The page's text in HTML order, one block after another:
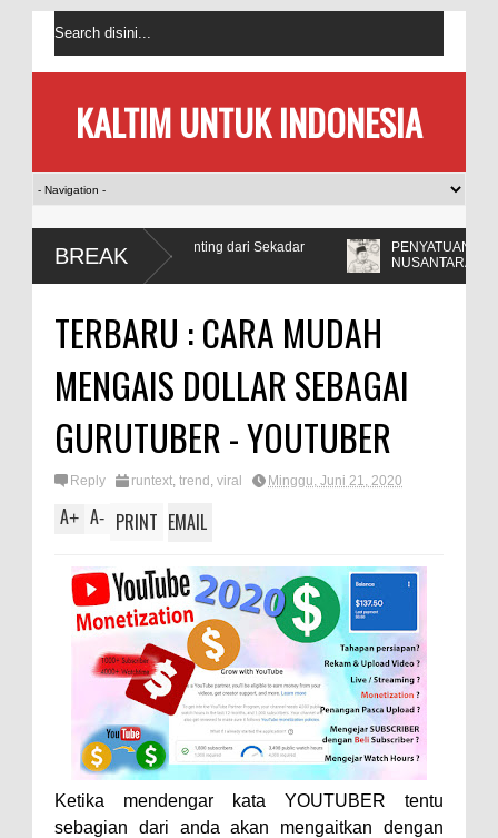
KALTIM UNTUK INDONESIA
BREAK
Lebih Penting dari Sekadar
PENYATUAN ZONA WAKTU DI
NUSANTARA
TERBARU : CARA MUDAH
MENGAIS DOLLAR SEBAGAI
GURUTUBER - YOUTUBER
Reply runtext, trend , viral Minggu, Juni 21, 2020
A+ A- PRINT EMAIL
Ketika mendengar kata YOUTUBER tentu
sebagian dari anda akan mengaitkan dengan